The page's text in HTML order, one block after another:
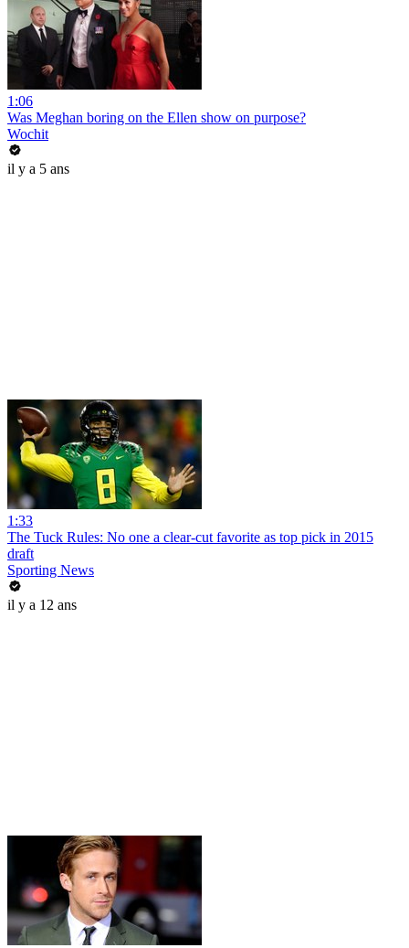
1:06
Was Meghan boring on the Ellen show on purpose?
Wochit
il y a 5 ans
1:33
The Tuck Rules: No one a clear-cut favorite as top pick in 2015
draft
Sporting News
il y a 12 ans